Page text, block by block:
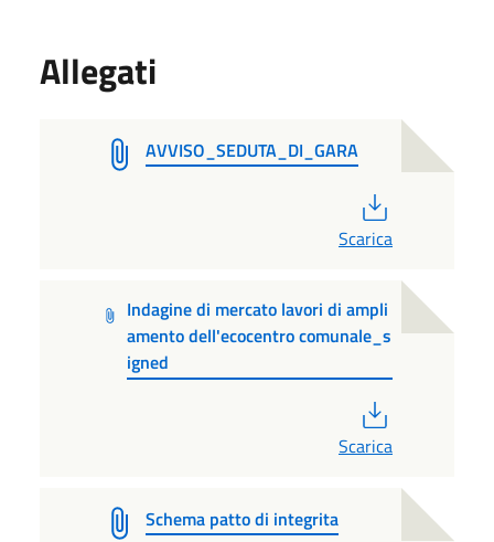
Allegati
AVVISO_SEDUTA_DI_GARA
Scarica
Indagine di mercato lavori di ampli
amento dell'ecocentro comunale_s
igned
Scarica
Schema patto di integrita